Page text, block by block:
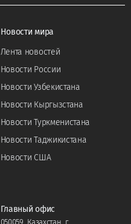
Новости мира
Лента новостей
Новости России
Новости Узбекистана
Новости Кыргызстана
Новости Туркменистана
Новости Таджикистана
Новости США
Главный офис
050059, Казахстан, г.